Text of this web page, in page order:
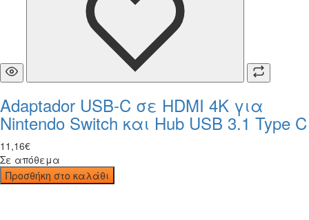
Adaptador USB-C σε HDMI 4K για
Nintendo Switch και Hub USB 3.1 Type C
11 ,16€
Σε απόθεμα
Προσθήκη στο καλάθι